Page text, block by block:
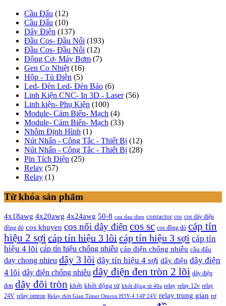
Cầu Đấu (12)
Cầu Đấu (10)
Dây Điện (137)
Đầu Cos- Đầu Nối (193)
Đầu Cos- Đầu Nối (12)
Động Cơ- Máy Bơm (7)
Gen Co Nhiệt (16)
Hộp - Tủ Điện (5)
Led- Đèn Led- Đèn Báo (6)
Linh Kiện CNC- In 3D - Laser (56)
Linh kiện- Phụ Kiện (100)
Module- Cảm Biến- Mạch (4)
Module- Cảm Biến- Mạch (33)
Nhôm Định Hình (1)
Nút Nhấn - Công Tắc - Thiết Bị (12)
Nút Nhấn - Công Tắc - Thiết Bị (28)
Pin Tích Điện (25)
Relay (57)
Relay (1)
Từ khóa sản phẩm
4x18awg 4x20awg 4x24awg 50-8 cau dau dien contactor cos cos dây điện
đồng đỏ cos khuyen cos nối dây điệncos sc cos đồng đỏ cáp tín
hiệu 2 sợi cáp tín hiệu 3 lõi cáp tín hiệu 3 sợi cáp tín
hiệu 4 lõi cáp tín hiệu chống nhiễu cáp điện chống nhiễu cầu đấu
day chong nhieu dây 3 lõi dây tín hiệu 4 sợi dây điện dây điện
4 lõi dây điện chống nhiễu dây điện đen tròn 2 lõi dây điện
đơn dây đôi tròn khởi khởi động từ khởi động từ 40a relay relay 12v relay
24V relay omron Relay thời Gian Timer Omron H3Y-4 14P 24V relay trung gian rơ